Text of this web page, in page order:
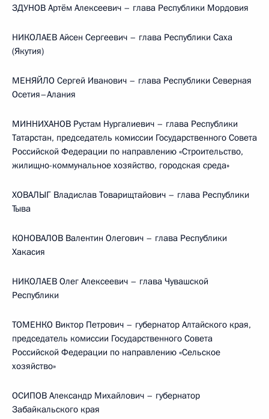
ЗДУНОВ Артём Алексеевич – глава Республики Мордовия
НИКОЛАЕВ Айсен Сергеевич – глава Республики Саха
(Якутия)
МЕНЯЙЛО Сергей Иванович – глава Республики Северная
Осетия–Алания
МИННИХАНОВ Рустам Нургалиевич – глава Республики
Татарстан, председатель комиссии Государственного Совета
Российской Федерации по направлению «Строительство,
жилищно-коммунальное хозяйство, городская среда»
ХОВАЛЫГ Владислав Товарищтайович – глава Республики
Тыва
КОНОВАЛОВ Валентин Олегович – глава Республики
Хакасия
НИКОЛАЕВ Олег Алексеевич – глава Чувашской
Республики
ТОМЕНКО Виктор Петрович – губернатор Алтайского края,
председатель комиссии Государственного Совета
Российской Федерации по направлению «Сельское
хозяйство»
ОСИПОВ Александр Михайлович – губернатор
Забайкальского края